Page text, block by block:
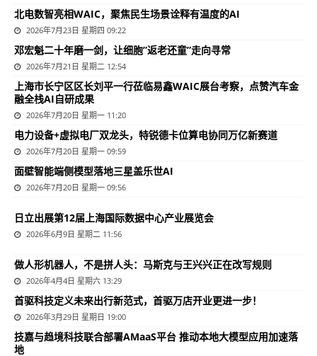
北电数智亮相WAIC，聚焦民生场景诠释有温度的AI
2026年7月23日 星期四 09:22
邓宏魁二十年磨一剑，让细胞”返老还童”走向寻常
2026年7月21日 星期二 12:54
上海市长宁区区长刘平一行莅临易鑫WAIC展台考察，点赞汽车金
融全栈AI自研成果
2026年7月20日 星期一 11:20
电力设备+虚拟电厂双龙头，特锐德卡位算电协同万亿新赛道
2026年7月20日 星期一 09:59
面壁智能端侧模型落地三星盖乐世AI
2026年7月20日 星期一 09:56
日立出展第12届上海国际数据中心产业展览会
2026年6月9日 星期二 11:56
做人形机器人，不是拼人头：马斯克与王兴兴正在改写规则
2026年4月4日 星期六 13:29
首驱科技定义未来出行新范式，首驱万店开业更进一步！
2026年3月29日 星期日 19:00
技嘉与趋境科技联合部署AMaaS平台 推动本地大模型应用加速落
地